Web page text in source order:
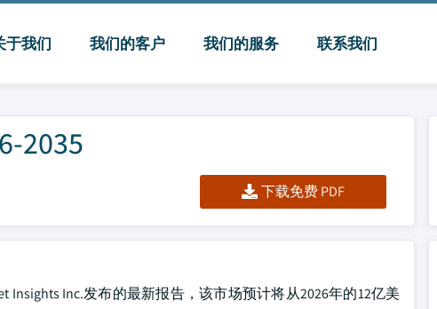
于我们 我们的客户 我们的服务 联系我们
2035
下载免费 PDF
Inc.发布的最新报告，该市场预计将从2026年的12亿美